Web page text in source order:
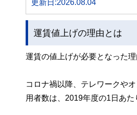
更新日:2026.08.04
運賃値上げの理由とは
運賃の値上げが必要となった
コロナ禍以降、テレワークや
用者数は、2019年度の1日あ